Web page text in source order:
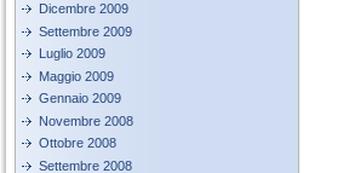
Dicembre 2009
Settembre 2009
Luglio 2009
Maggio 2009
Gennaio 2009
Novembre 2008
Ottobre 2008
Settembre 2008